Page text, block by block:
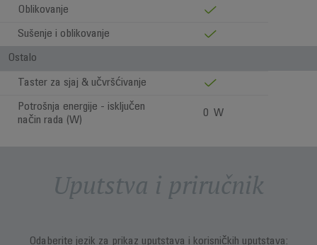
Oblikovanje
Sušenje i oblikovanje
Ostalo
Taster za sjaj & učvršćivanje
Potrošnja energije - isključen
način rada (W)
0 W
Uputstva i priručnik
Odaberite jezik za prikaz uputstava i korisničkih uputstava: